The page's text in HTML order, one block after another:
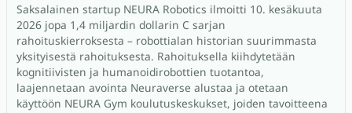
Saksalainen startup NEURA Robotics ilmoitti 10. kesäkuuta
2026 jopa 1,4 miljardin dollarin C sarjan
rahoituskierroksesta – robottialan historian suurimmasta
yksityisestä rahoituksesta. Rahoituksella kiihdytetään
kognitiivisten ja humanoidirobottien tuotantoa,
laajennetaan avointa Neuraverse alustaa ja otetaan
käyttöön NEURA Gym koulutuskeskukset, joiden tavoitteena